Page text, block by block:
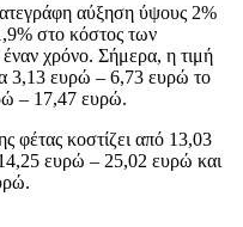
αύξηση ύψους 2%
στο κόστος των
χρόνο. Σήμερα, η τιμή
3,13 ευρώ – 6,73 ευρώ το
– 17,47 ευρώ.
φέτας κοστίζει από 13,03
ευρώ – 25,02 ευρώ και